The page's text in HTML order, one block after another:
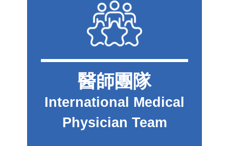
醫師團隊
International Medical
Physician Team